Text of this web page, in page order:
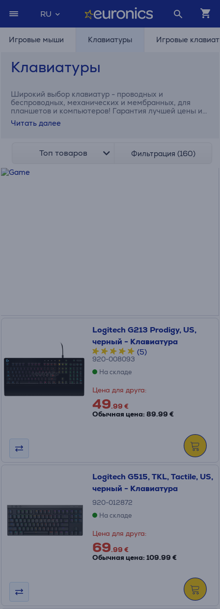
RU
Игровые мыши Клавиатуры Игровые
Клавиатуры
Широкий выбор клавиатур - проводных и
беспроводных, механических и мембранных, для
планшетов и компьютеров! Гарантия лучшей цены и
быстрая доставка!
Читать далее
Топ товаров Фильтрация (160)
Logitech G213 Prodigy, US,
черный - Клавиатура
(5)
920-008093
На складе
Цена для друга:
49.99 €
Обычная цена: 89.99 €
Logitech G515, TKL, Tactile, US,
черный - Клавиатура
920-012872
На складе
Цена для друга:
69.99 €
Обычная цена: 109.99 €